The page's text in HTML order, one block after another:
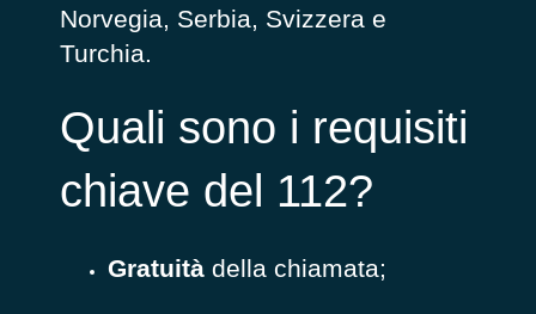
Norvegia, Serbia, Svizzera e
Turchia.
Quali sono i requisiti
chiave del 112?
Gratuitàdella chiamata;